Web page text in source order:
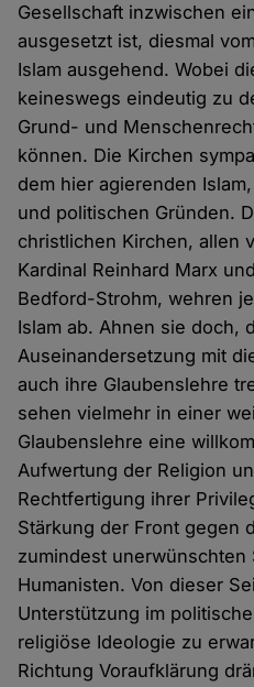
Gesellschaft inzwischen
ausgesetzt ist, diesmal
Islam ausgehend. Wobei
keineswegs eindeutig zu
Grund- und
können. Die Kirchen
dem hier agierenden
und politischen Gründen.
christlichen Kirchen, allen
Kardinal Reinhard Marx
Bedford-Strohm, wehren
Islam ab. Ahnen sie doch,
Auseinandersetzung mit
auch ihre Glaubenslehre
sehen vielmehr in einer
Glaubenslehre eine
Aufwertung der Religion
Rechtfertigung ihrer
Stärkung der Front gegen
zumindest unerwünschten
Humanisten. Von dieser
Unterstützung im
religiöse Ideologie zu
Richtung Voraufklärung